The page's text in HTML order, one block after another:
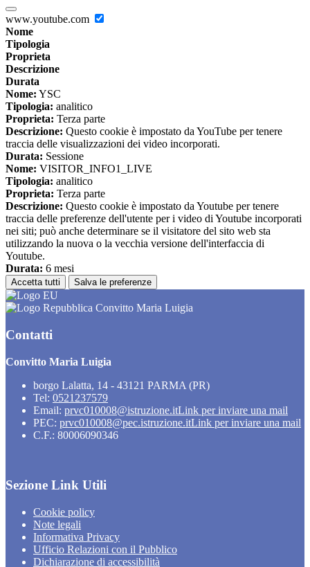
www.youtube.com
Nome
Tipologia
Proprieta
Descrizione
Durata
Nome: YSC
Tipologia: analitico
Proprieta: Terza parte
Descrizione: Questo cookie è impostato da YouTube per tenere
traccia delle visualizzazioni dei video incorporati.
Durata: Sessione
Nome: VISITOR_INFO1_LIVE
Tipologia: analitico
Proprieta: Terza parte
Descrizione: Questo cookie è impostato da Youtube per tenere
traccia delle preferenze dell'utente per i video di Youtube incorporati
nei siti; può anche determinare se il visitatore del sito web sta
utilizzando la nuova o la vecchia versione dell'interfaccia di
Youtube.
Durata: 6 mesi
Accetta tutti Salva le preferenze
Convitto Maria Luigia
Contatti
Convitto Maria Luigia
borgo Lalatta, 14 - 43121 PARMA (PR)
Tel: 0521237579
Email: prvc010008@istruzione.itLink per inviare una mail
PEC: prvc010008@pec.istruzione.itLink per inviare una mail
C.F.: 80006090346
Sezione Link Utili
Cookie policy
Note legali
Informativa Privacy
Ufficio Relazioni con il Pubblico
Dichiarazione di accessibilità